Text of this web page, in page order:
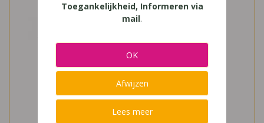
Toegankelijkheid, Informeren via
mail.
OK
Afwijzen
Lees meer